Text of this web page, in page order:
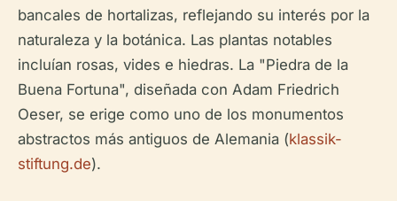
bancales de hortalizas, reflejando su interés por la
naturaleza y la botánica. Las plantas notables
incluían rosas, vides e hiedras. La "Piedra de la
Buena Fortuna", diseñada con Adam Friedrich
Oeser, se erige como uno de los monumentos
abstractos más antiguos de Alemania (klassik-
stiftung.de).